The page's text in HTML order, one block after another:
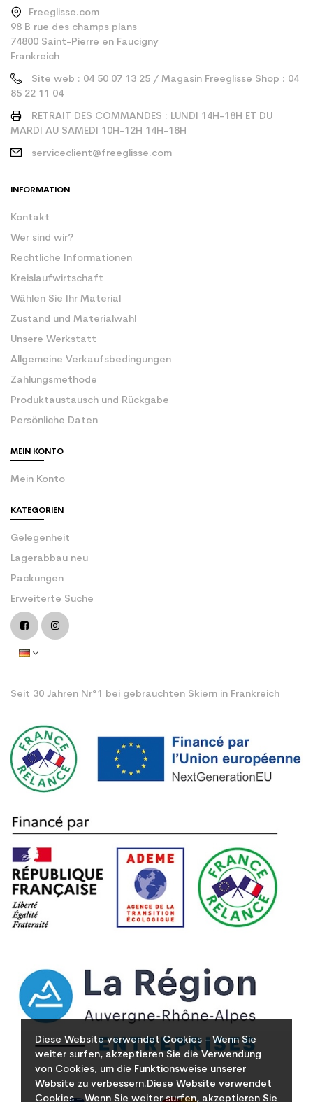
Diese Website verwendet Cookies – Wenn Sie
weiter surfen, akzeptieren Sie die Verwendung
von Cookies, um die Funktionsweise unserer
Website zu verbessern.Diese Website verwendet
Cookies – Wenn Sie weiter surfen, akzeptieren Sie
Freeglisse.com
98 B rue des champs plans
74800 Saint-Pierre en Faucigny
Frankreich
Site web : 04 50 07 13 25 / Magasin Freeglisse Shop : 04
85 22 11 04
RETRAIT DES COMMANDES : LUNDI 14H-18H ET DU
MARDI AU SAMEDI 10H-12H 14H-18H
serviceclient@freeglisse.com
INFORMATION
Kontakt
Wer sind wir?
Rechtliche Informationen
Kreislaufwirtschaft
Wählen Sie Ihr Material
Zustand und Materialwahl
Unsere Werkstatt
Allgemeine Verkaufsbedingungen
Zahlungsmethode
Produktaustausch und Rückgabe
Persönliche Daten
MEIN KONTO
Mein Konto
KATEGORIEN
Gelegenheit
Lagerabbau neu
Packungen
Erweiterte Suche
Seit 30 Jahren Nr°1 bei gebrauchten Skiern in Frankreich